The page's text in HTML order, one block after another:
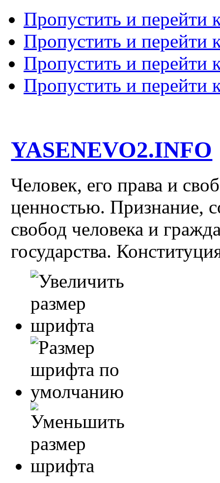
Пропустить и перейти
Пропустить и перейти
Пропустить и перейти
Пропустить и перейти
YASENEVO2.INFO
Человек, его права и
ценностью. Признание,
свобод человека и
государства.